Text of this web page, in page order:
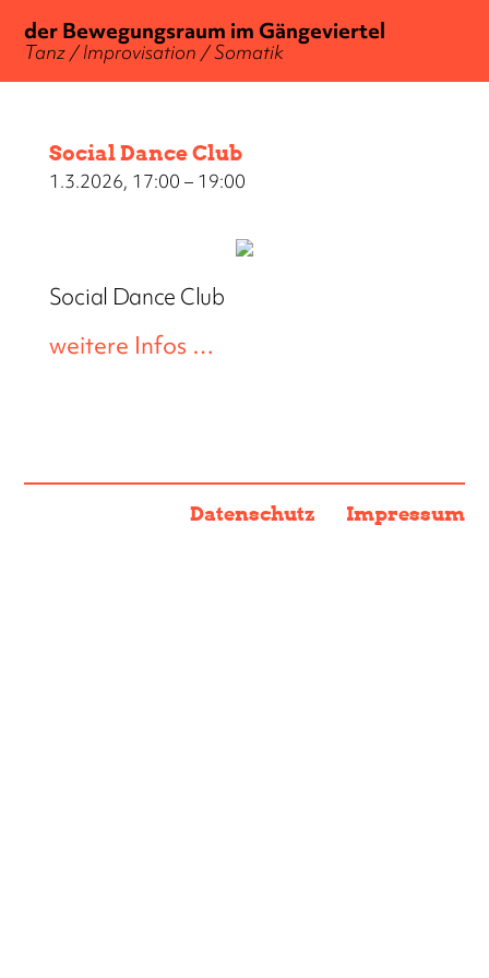
der Bewegungsraum im Gängeviertel
Tanz / Improvisation / Somatik
Social Dance Club
1.3.2026, 17:00 – 19:00
Social Dance Club
Datenschutz Impressum